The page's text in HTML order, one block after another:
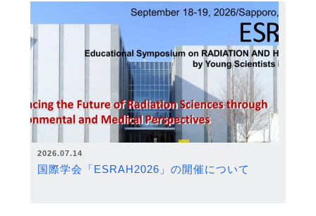
2026.07.14
国際学会「ESRAH2026」の開催について